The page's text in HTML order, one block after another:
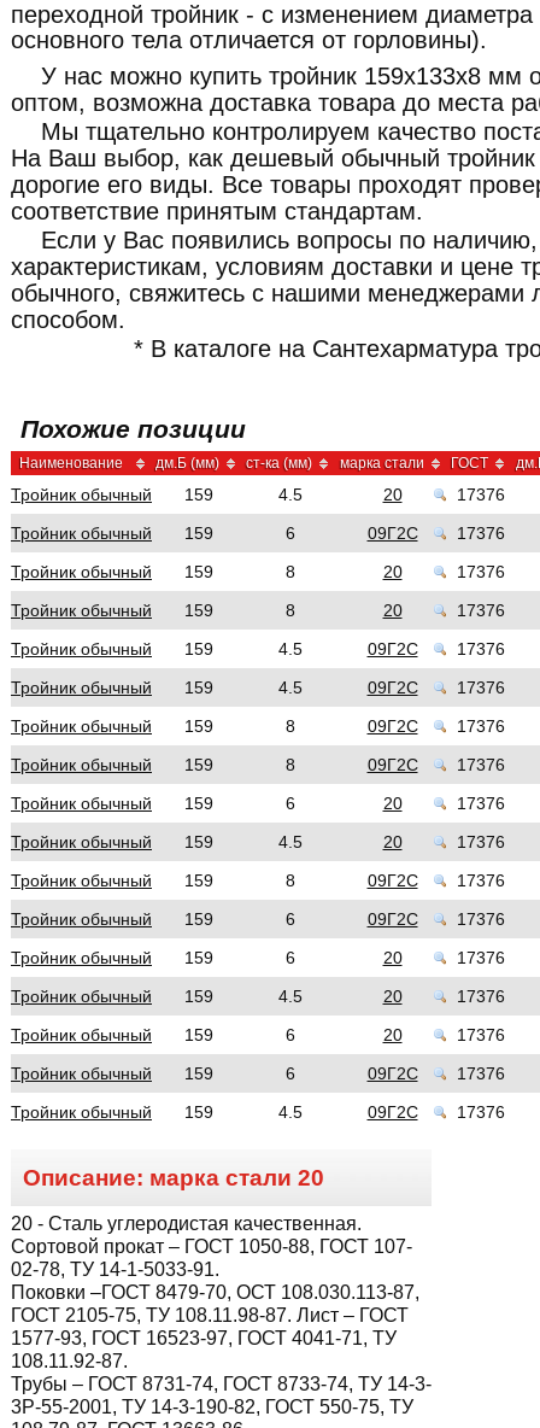
переходной тройник - с изменением
основного тела отличается от горловины).
У нас можно купить тройник 159x133x8 мм
оптом, возможна доставка товара до места
Мы тщательно контролируем качество
На Ваш выбор, как дешевый обычный
дорогие его виды. Все товары проходят
соответствие принятым стандартам.
Если у Вас появились вопросы по наличию,
характеристикам, условиям доставки и цене
обычного, свяжитесь с нашими
способом.
* В каталоге на Сантехарматура
Похожие позиции
Наименование дм.Б (мм) ст-ка (мм) марка стали ГОСТ
Тройник обычный 159 4.5 20
17376
Тройник обычный
159 6 09Г2С
17376
Тройник обычный
159 8 20
17376
Тройник обычный
159 8 20
17376
Тройник обычный
159 4.5 09Г2С
17376
Тройник обычный
159 4.5 09Г2С
17376
Тройник обычный
159 8 09Г2С
17376
Тройник обычный
159 8 09Г2С
17376
Тройник обычный
159 6 20
17376
Тройник обычный
159 4.5 20
17376
Тройник обычный
159 8 09Г2С
17376
Тройник обычный
159 6 09Г2С
17376
Тройник обычный
159 6 20
17376
Тройник обычный
159 4.5 20
17376
Тройник обычный
159 6 20
17376
Тройник обычный
159 6 09Г2С
17376
Тройник обычный
159 4.5 09Г2С 17376
Описание: марка стали 20
20 - Сталь углеродистая качественная.
Сортовой прокат – ГОСТ 1050-88, ГОСТ 107-
02-78, ТУ 14-1-5033-91.
Поковки –ГОСТ 8479-70, ОСТ 108.030.113-87,
ГОСТ 2105-75, ТУ 108.11.98-87. Лист – ГОСТ
1577-93, ГОСТ 16523-97, ГОСТ 4041-71, ТУ
108.11.92-87.
Трубы – ГОСТ 8731-74, ГОСТ 8733-74, ТУ 14-3-
3Р-55-2001, ТУ 14-3-190-82, ГОСТ 550-75, ТУ